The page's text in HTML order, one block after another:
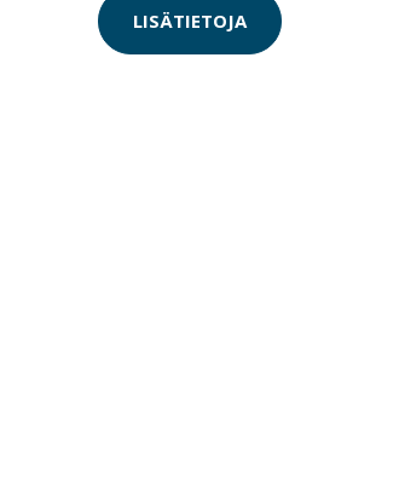
LISÄTIETOJA